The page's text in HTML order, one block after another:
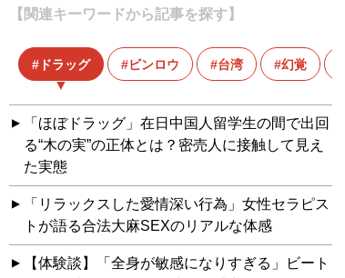
【関連キーワードから記事を探す】
ドラッグ ビンロウ 台湾 幻覚
「ほぼドラッグ」在日中国人留学生の間で出回
る“木の実”の正体とは？密売人に接触して見え
た実態
「リラックスした愛情深い行為」女性セラピス
トが語る合法大麻SEXのリアルな体感
【体験談】「全身が敏感になりすぎる」ビート